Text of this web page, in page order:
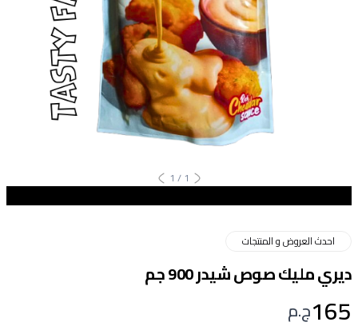
1
/
1
احدث العروض و المنتجات
ديري مليك صوص شيدر 900 جم
165ج.م